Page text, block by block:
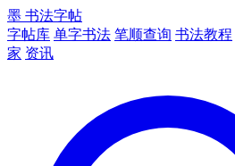
墨 书法字帖
字帖库 单字书法 笔顺查询 书法教程
家 资讯